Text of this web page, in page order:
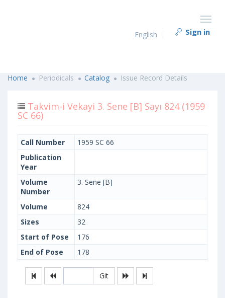
English Sign in
Home Periodicals Catalog Issue Record Details
Takvim-i Vekayi 3. Sene [B] Sayı 824 (1959
SC 66)
Call Number
1959 SC 66
Publication
Year
Volume
Number
3. Sene [B]
Volume
824
Sizes
32
Start of Pose
176
End of Pose
178
Git